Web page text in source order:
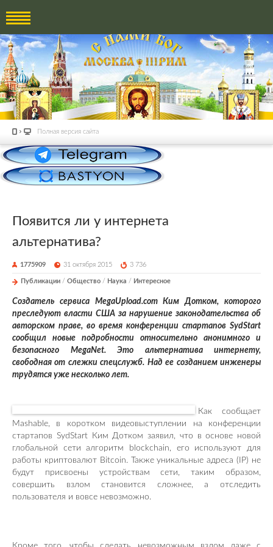
Полная версия сайта
Появится ли у интернета
альтернатива?
1775909 31 октября 2015 3 736
Публикации / Общество / Наука / Интересное
Создатель сервиса MegaUpload.com Ким Дотком, которого
преследуют власти США за нарушение законодательства об
авторском праве, во время конференции стартапов SydStart
сообщил новые подробности относительно анонимного и
безопасного MegaNet. Это альтернатива интернету,
свободная от слежки спецслужб. Над ее созданием инженеры
трудятся уже несколько лет.
Как сообщает
Mashable, в коротком видеовыступлении на конференции
стартапов SydStart Ким Дотком заявил, что в основе новой
глобальной сети алгоритм blockchain, его используют для
работы криптовалют Bitcoin. Также уникальные адреса (IP) не
будут присвоены устройствам сети, таким образом,
совершить взлом становится сложнее, а отследить
пользователя и вовсе невозможно.